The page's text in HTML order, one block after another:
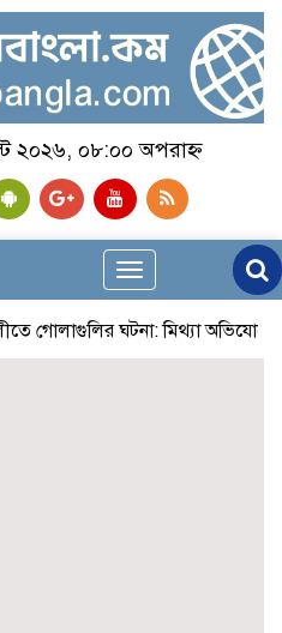
২০২৬, ০৮:০০ অপরাহ্ন
Toggle
navigation
ঘটনা: মিথ্যা অভিযোগে